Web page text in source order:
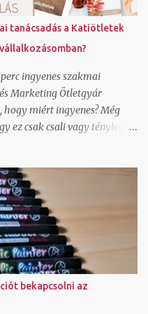
az így generált képeket
jogok vonatkoznak rá
a canvavan, de úgy
fotója, amit megjelenítsen,
is. Hogy...
tanácsadás a Katiötletek
ingyenes szakmai
Marketing Ötletgyár
hogy miért ingyenes? Még
ez csak csali vagy tényleg
felületedet és tudok
ahhoz, hogy hatékonyabban
alap használatát meg
ez tényleg ilyen egyszerű
tudlak segíteni, hogy ments
megfelel wordpress és unas
tudom megválaszolni
indítani, át tudjuk beszélni
bekapcsolni az